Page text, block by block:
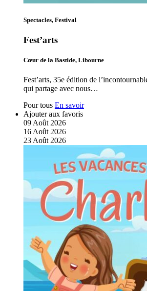
Spectacles, Festival
Fest’arts
Cœur de la Bastide, Libourne
Fest’arts, 35e édition de
qui partage avec nous…
Pour tous En savoir
Ajouter aux favoris
09 Août 2026
16 Août 2026
23 Août 2026